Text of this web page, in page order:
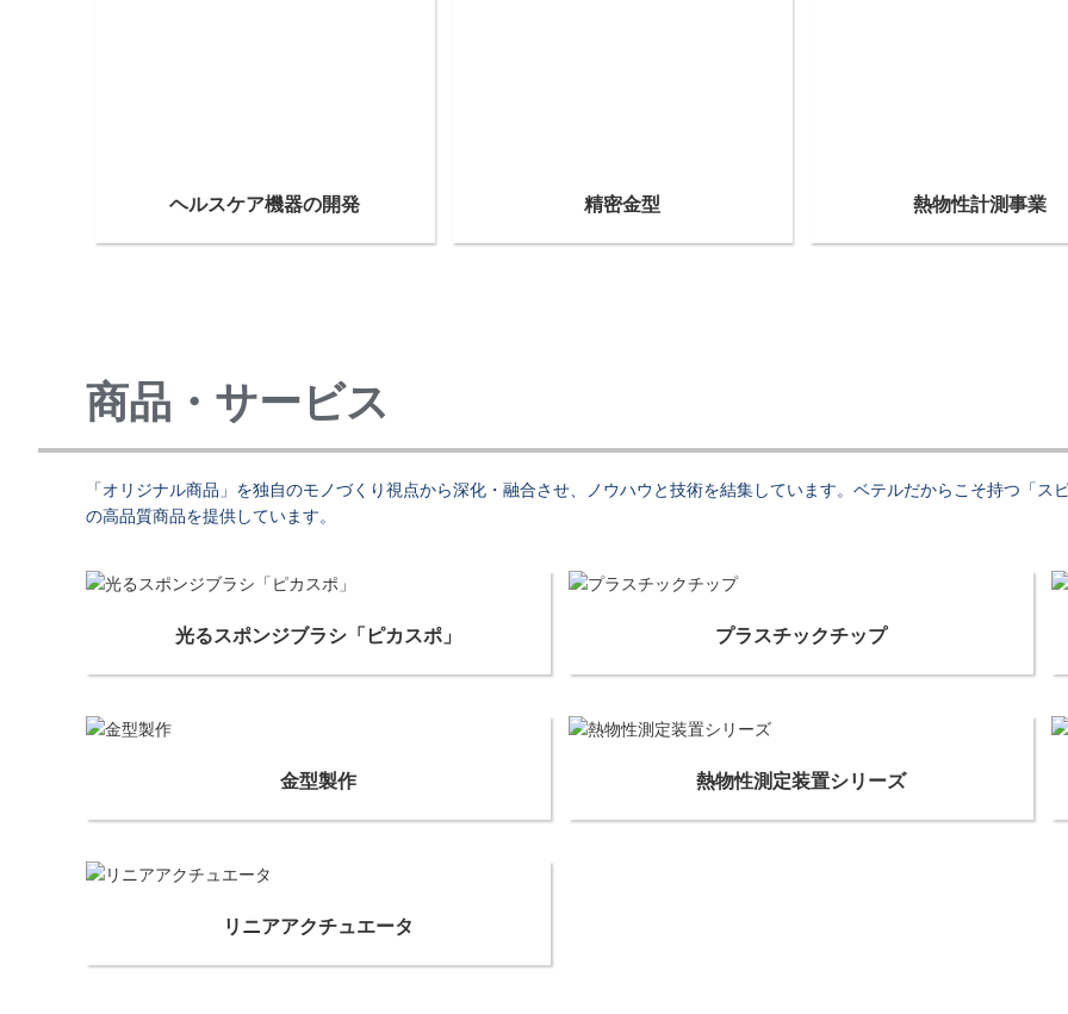
ヘルスケア機器の開発 精密金型 熱物性計測事業
商品・サービス
「オリジナル商品」を独自のモノづくり視点から深化・融合させ、ノウハウと技術を結集しています。ベテルだからこそ持つ「ス
の高品質商品を提供しています。
光るスポンジブラシ「ピカスポ」 プラスチックチップ
金型製作 熱物性測定装置シリーズ
リニアアクチュエータ